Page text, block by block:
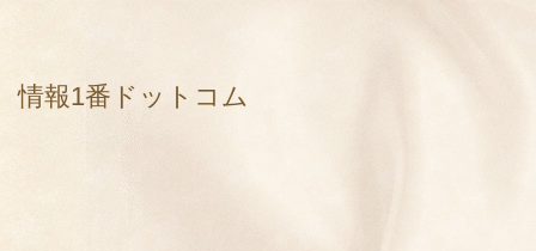
情報1番ドットコム